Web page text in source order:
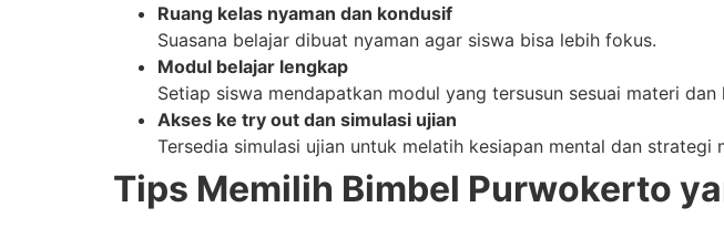
Ruang kelas nyaman dan kondusif
Suasana belajar dibuat nyaman agar siswa bisa lebih fokus.
Modul belajar lengkap
Setiap siswa mendapatkan modul yang tersusun sesuai materi dan
Akses ke try out dan simulasi ujian
Tersedia simulasi ujian untuk melatih kesiapan mental dan strategi
Tips Memilih Bimbel Purwokerto